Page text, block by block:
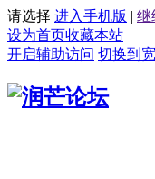
请选择 进入手机版 | 继
设为首页收藏本站
开启辅助访问 切换到